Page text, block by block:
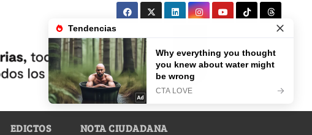
EDICTOS NOTA CIUDADANA